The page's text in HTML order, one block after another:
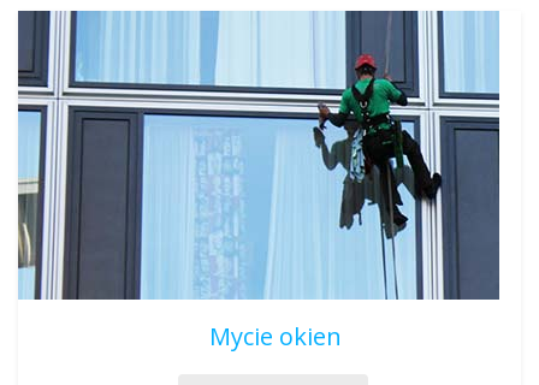
Mycie okien